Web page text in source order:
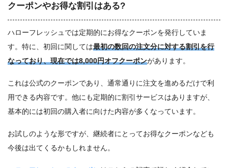
クーポンやお得な割引はある?
ハローフレッシュでは定期的にお得なクーポンを発行していま
す。特に、初回に関しては最初の数回の注文分に対する割引を行
なっており、現在では8,000円オフクーポンがあります。
これは公式のクーポンであり、通常通りに注文を進めるだけで利
用できる内容です。他にも定期的に割引サービスはありますが、
基本的には初回の購入者に向けた内容が多くなっています。
お試しのような形ですが、継続者にとってお得なクーポンなども
今後は出てくるかもしれません。